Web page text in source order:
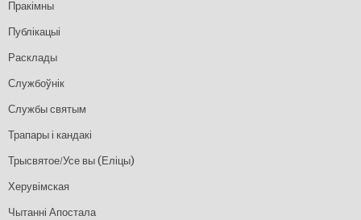
Пракімны
Публікацыі
Расклады
Службоўнік
Службы святым
Трапары і кандакі
Трысвятое/Усе вы (Еліцы)
Херувімская
Чытанні Апостала